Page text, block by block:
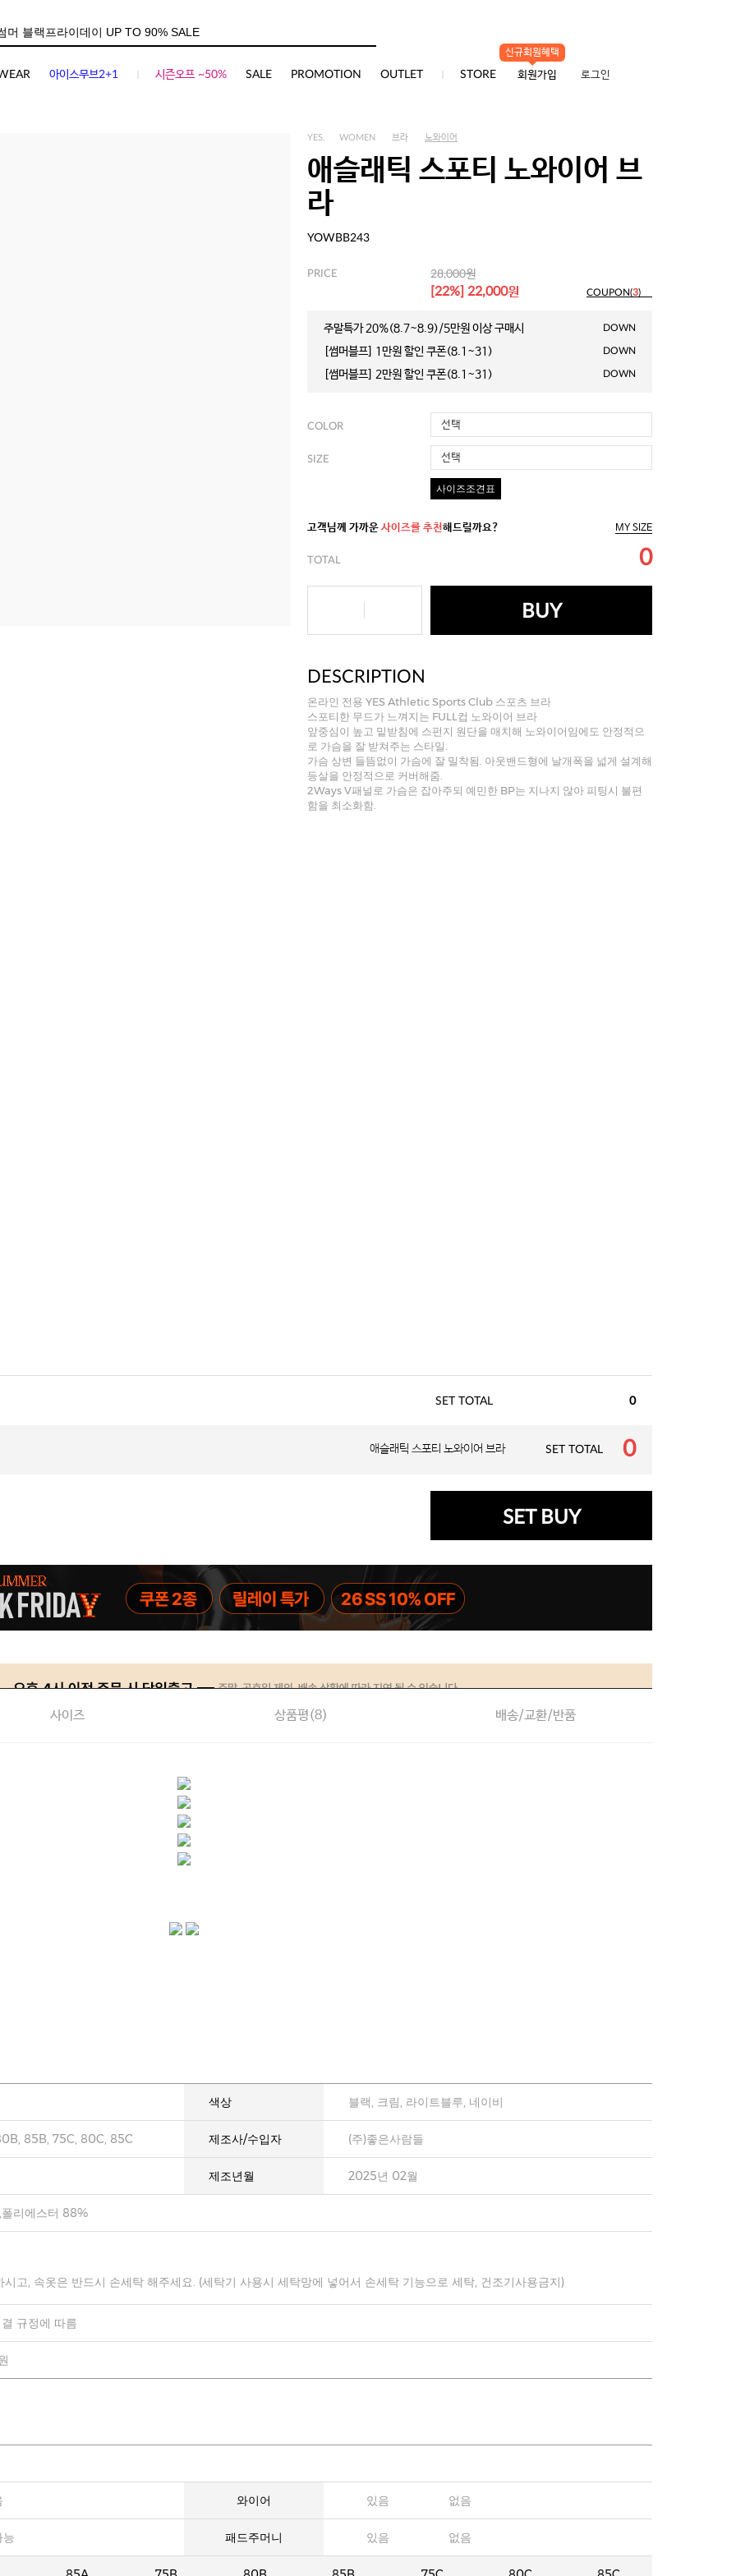
아이스무브2+1 시즌오프 ~50% SALE PROMOTION OUTLET STORE
신규회원혜택
회원가입 로그인
YES. WOMEN 브라 노와이어
애슬래틱 스포티 노와이어 브
라
YOWBB243
PRICE 28,000원
[22%] 22,000원 COUPON(3)
주말특가 20%(8.7~8.9)/5만원 이상 구매시 DOWN
[썸머블프] 1만원 할인 쿠폰(8.1~31) DOWN
[썸머블프] 2만원 할인 쿠폰(8.1~31) DOWN
COLOR 선택
SIZE 선택
사이즈조견표
고객님께 가까운 사이즈를 추천해드릴까요? MY SIZE
TOTAL 0
BUY
DESCRIPTION
온라인 전용 YES Athletic Sports Club 스포츠 브라
스포티한 무드가 느껴지는 FULL컵 노와이어 브라
앞중심이 높고 밑받침에 스펀지 원단을 매치해 노와이어임에도 안정적으
로 가슴을 잘 받쳐주는 스타일.
가슴 상변 들뜸없이 가슴에 잘 밀착됨. 아웃밴드형에 날개폭을 넓게 설계해
등살을 안정적으로 커버해줌.
2Ways V패널로 가슴은 잡아주되 예민한 BP는 지나지 않아 피팅시 불편
함을 최소화함.
SET TOTAL 0
애슬래틱 스포티 노와이어 브라 SET TOTAL 0
SET BUY
사이즈 상품평(8) 배송/교환/반품
색상 블랙, 크림, 라이트블루, 네이비
85B, 75C, 80C, 85C 제조사/수입자 (주)좋은사람들
제조년월 2025년 02월
폴리에스터 88%
고, 속옷은 반드시 손세탁 해주세요. (세탁기 사용시 세탁망에 넣어서 손세탁 기능으로 세탁, 건조기사용금지)
규정에 따름
와이어 있음 없음
능 패드주머니 있음 없음